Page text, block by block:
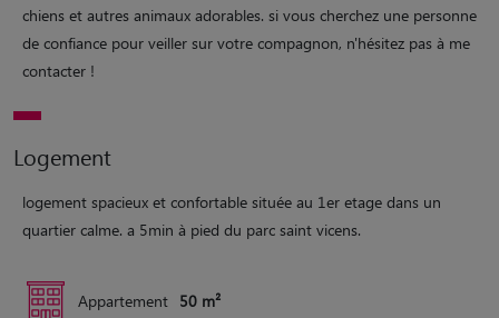
chiens et autres animaux adorables. si vous cherchez une personne
de confiance pour veiller sur votre compagnon, n'hésitez pas à me
contacter !
Logement
logement spacieux et confortable située au 1er etage dans un
quartier calme. a 5min à pied du parc saint vicens.
Appartement 50 m²